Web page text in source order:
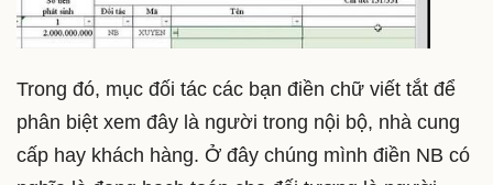
Trong đó, mục đối tác các bạn điền chữ viết tắt để
phân biệt xem đây là người trong nội bộ, nhà cung
cấp hay khách hàng. Ở đây chúng mình điền NB có